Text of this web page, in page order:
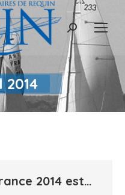
Recherche
2014
2014 est…